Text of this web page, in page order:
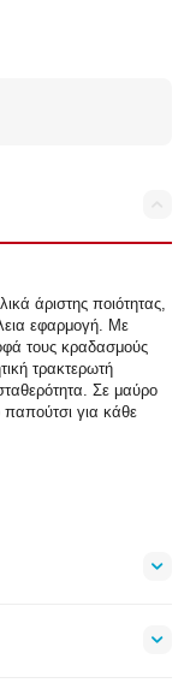
άριστης ποιότητας,
εφαρμογή. Με
τους κραδασμούς
τρακτερωτή
Σε μαύρο
για κάθε